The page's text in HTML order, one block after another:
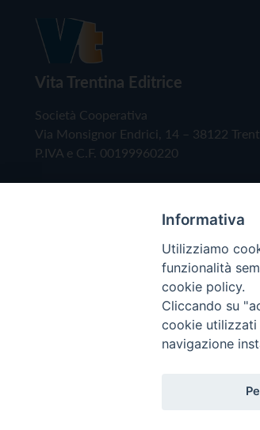
Vita Trentina Editrice
Società Cooperativa
Via Monsignor Endrici, 14 – 38122
P.IVA e C.F. 00199960220
Copyright © 2019 - Tutti i diritti
Informativa
Utilizziamo
funzionalità
cookie policy.
Cliccando su
cookie utilizzati
navigazione